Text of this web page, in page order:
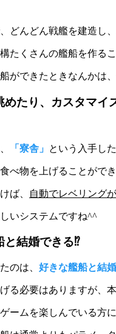
どんどん戦艦を建造し
たくさんの艦船を作る
ができたときなんかは
めたり、カスタマイ
「寮舎」 という入手し
べ物を上げることがで
ば、 自動でレベリング
いシステムですね^^
と結婚できる⁉
のは、 好きな艦船と結
る必要はありますが、
ームを楽しんでいる方